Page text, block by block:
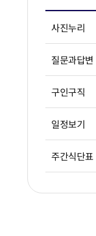
사진누리
질문과답변
구인구직
일정보기
주간식단표